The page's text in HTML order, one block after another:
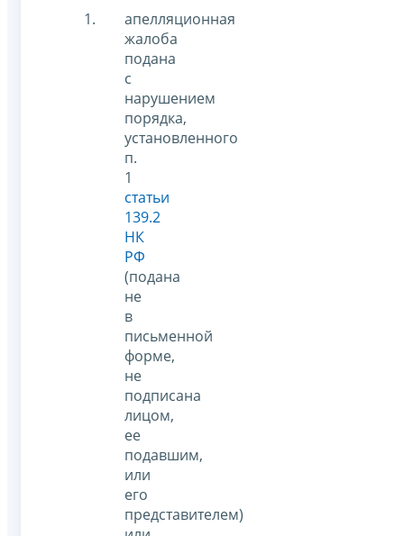
апелляционная
жалоба
подана
с
нарушением
порядка,
установленного
п.
1
статьи
139.2
НК
РФ
(подана
не
в
письменной
форме,
не
подписана
лицом,
ее
подавшим,
или
его
представителем)